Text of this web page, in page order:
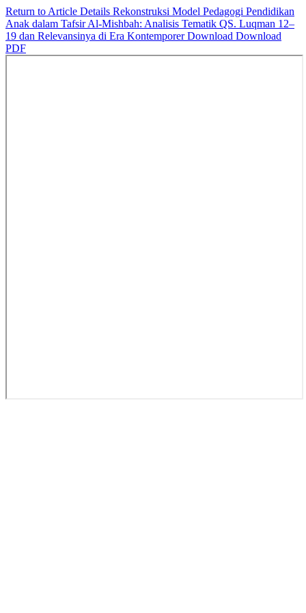
Return to Article Details Rekonstruksi Model Pedagogi Pendidikan
Anak dalam Tafsir Al-Mishbah: Analisis Tematik QS. Luqman 12–
19 dan Relevansinya di Era KontemporerDownload Download
PDF